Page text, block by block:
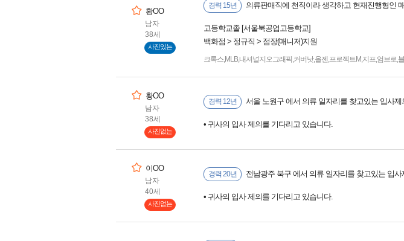
황OO
남자
38세
사진있는
경력 15년 의류판매직에 천직이라 생각하고 현재진행형인
고등학교졸 [서울북공업고등학교]
백화점 > 정규직 > 점장(매니저)지원
크록스,MLB,내셔널지오그래픽,커버낫,올젠,프로젝트M,지프,엄브로,
황OO
남자
38세
사진없는
경력 12년 서울 노원구 에서 의류 일자리를 찾고있는 입사
• 귀사의 입사 제의를 기다리고 있습니다.
이OO
남자
40세
사진없는
경력 20년 전남광주 북구 에서 의류 일자리를 찾고있는 입사제
• 귀사의 입사 제의를 기다리고 있습니다.